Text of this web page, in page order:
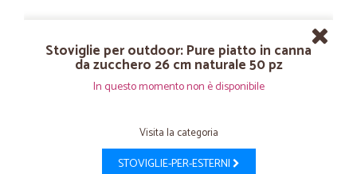
Stoviglie per outdoor: Pure piatto in canna
da zucchero 26 cm naturale 50 pz
In questo momento non è disponibile
Visita la categoria
STOVIGLIE-PER-ESTERNI